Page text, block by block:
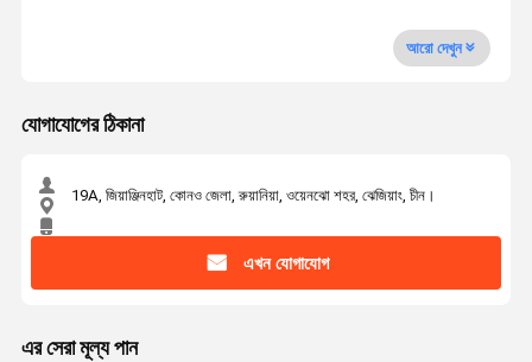
আরো দেখুন
যোগাযোগের ঠিকানা
19A, জিয়াঞ্জিনহাট, কোনও জেলা, রুয়ানিয়া, ওয়েনঝো শহর, ঝেজিয়াং, চীন।
এখন যোগাযোগ
এর সেরা মূল্য পান